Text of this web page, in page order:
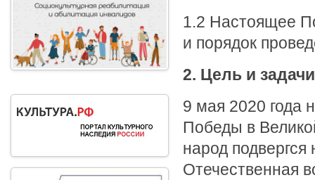
1.2 Настоящее
и порядок
2. Цель и
9 мая 2020 года
Победы в
народ
Отечественная